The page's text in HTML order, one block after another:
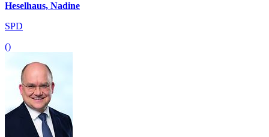
Heselhaus, Nadine
SPD
()